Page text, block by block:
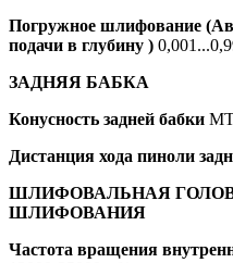
Погружное шлифование
подачи в глубину )
ЗАДНЯЯ БАБКА
Конусность задней бабки
Дистанция хода пиноли
ШЛИФОВАЛЬНАЯ
ШЛИФОВАНИЯ
Частота вращения